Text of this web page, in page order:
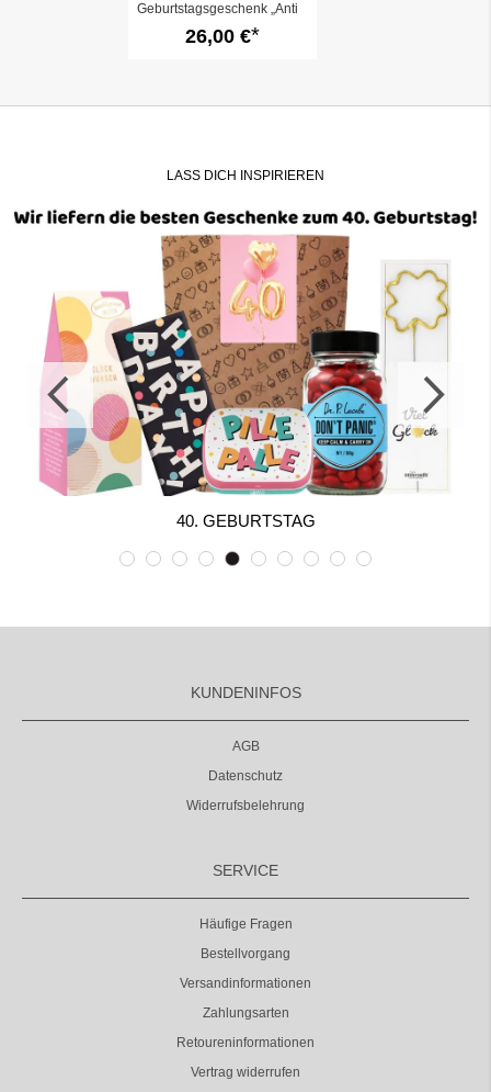
Geburtstagsgeschenk „Anti
Aging“ (Set 6)26,00 €
LASS DICH INSPIRIEREN
40. GEBURTSTAG
KUNDENINFOS
AGB
Datenschutz
Widerrufsbelehrung
SERVICE
Häufige Fragen
Bestellvorgang
Versandinformationen
Zahlungsarten
Retoureninformationen
Vertrag widerrufen